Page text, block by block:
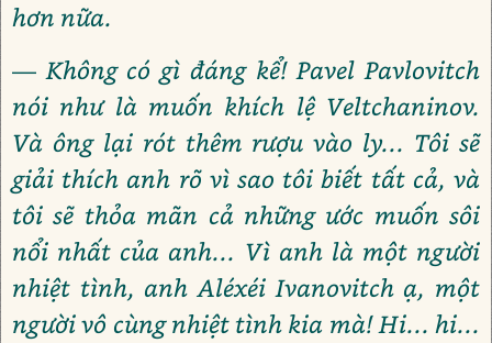
hơn nữa.
— Không có gì đáng kể! Pavel Pavlovitch
nói như là muốn khích lệ Veltchaninov.
Và ông lại rót thêm rượu vào ly... Tôi sẽ
giải thích anh rõ vì sao tôi biết tất cả, và
tôi sẽ thỏa mãn cả những ước muốn sôi
nổi nhất của anh... Vì anh là một người
nhiệt tình, anh Aléxéi Ivanovitch ạ, một
người vô cùng nhiệt tình kia mà! Hi... hi...